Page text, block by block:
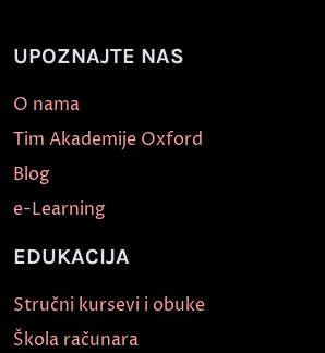
UPOZNAJTE NAS
O nama
Tim Akademije Oxford
Blog
e-Learning
EDUKACIJA
Stručni kursevi i obuke
Škola računara